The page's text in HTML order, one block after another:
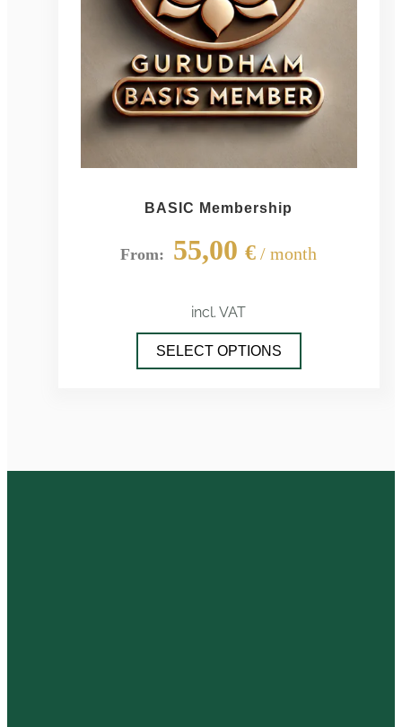
BASIC Membership
From: 55,00€ / month
incl. VAT
SELECT OPTIONS